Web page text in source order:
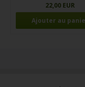
22,00 EUR